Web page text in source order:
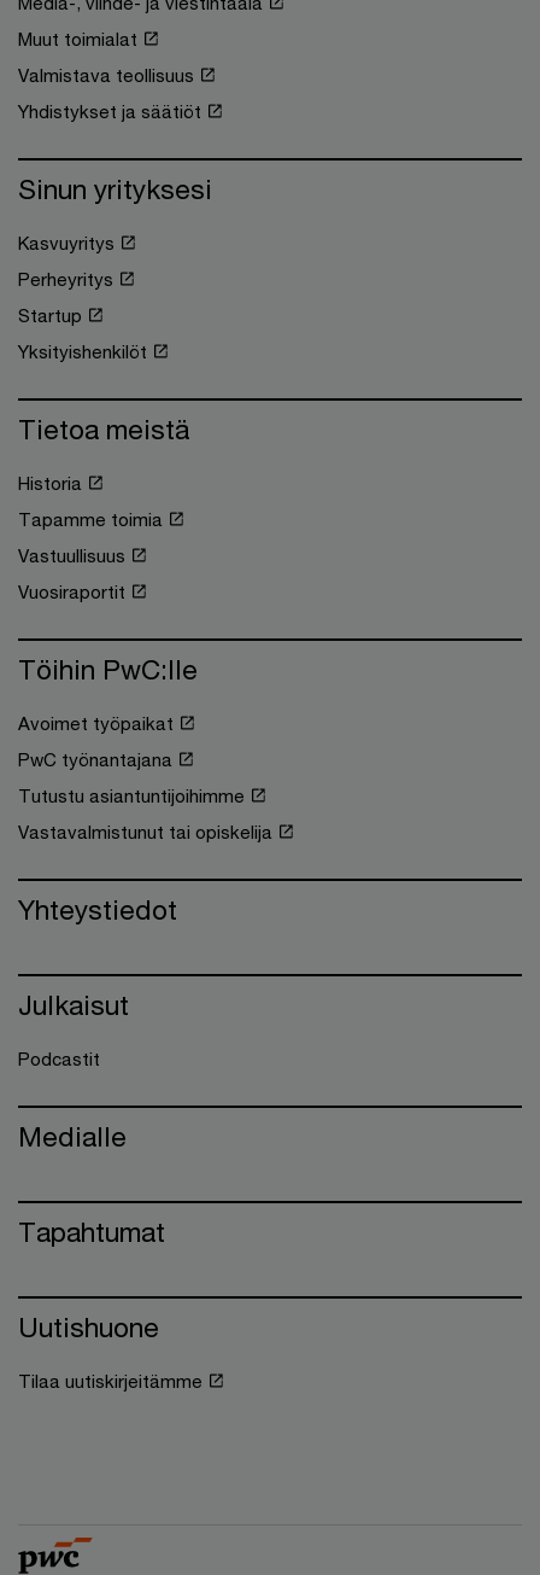
Muut toimialat
Valmistava teollisuus
Yhdistykset ja säätiöt
Sinun yrityksesi
Kasvuyritys
Perheyritys
Startup
Yksityishenkilöt
Tietoa meistä
Historia
Tapamme toimia
Vastuullisuus
Vuosiraportit
Töihin PwC:lle
Avoimet työpaikat
PwC työnantajana
Tutustu asiantuntijoihimme
Vastavalmistunut tai opiskelija
Yhteystiedot
Julkaisut
Podcastit
Medialle
Tapahtumat
Uutishuone
Tilaa uutiskirjeitämme